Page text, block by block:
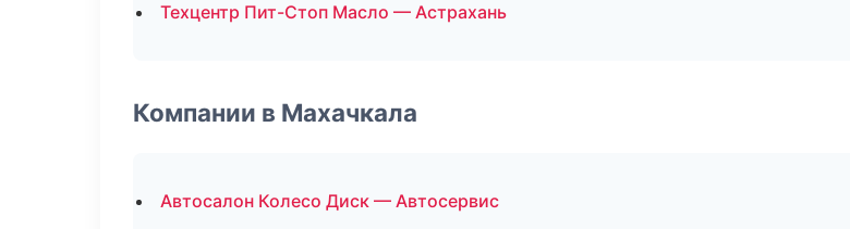
Техцентр Пит-Стоп Масло — Астрахань
Компании в Махачкала
Автосалон Колесо Диск — Автосервис